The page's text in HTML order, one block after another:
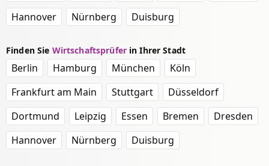
Hannover
Nürnberg Duisburg
Finden Sie Wirtschaftsprüferin Ihrer Stadt
Berlin Hamburg München
Köln
Frankfurt am Main
Stuttgart
Düsseldorf
Dortmund
Leipzig Essen Bremen
Dresden
Hannover
Nürnberg Duisburg